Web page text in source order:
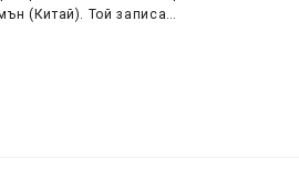
(Китай). Той записа…